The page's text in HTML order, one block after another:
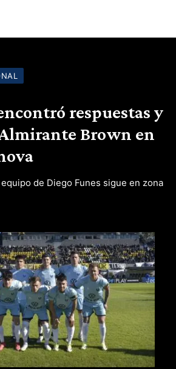
respuestas y
Brown en
de Diego Funes sigue en zona